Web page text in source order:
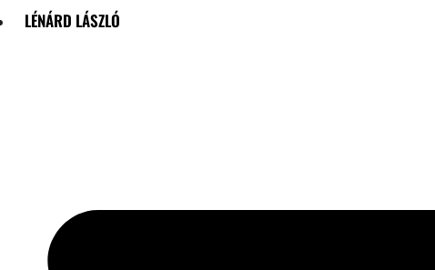
LÉNÁRD LÁSZLÓ